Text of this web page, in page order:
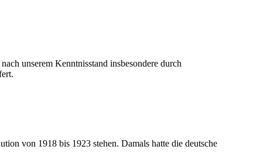
unserem Kenntnisstand insbesondere durch
von 1918 bis 1923 stehen. Damals hatte die deutsche